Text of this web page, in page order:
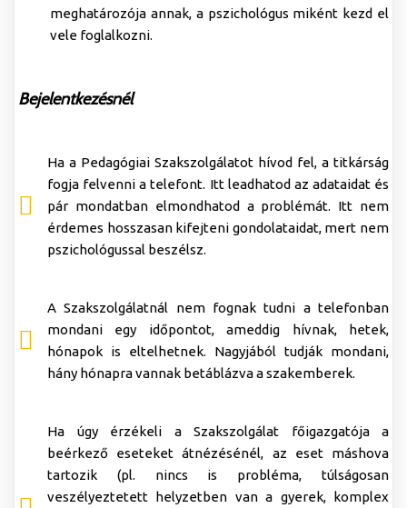
meghatározója annak, a pszichológus miként kezd el
vele foglalkozni.
Bejelentkezésnél
Ha a Pedagógiai Szakszolgálatot hívod fel, a titkárság
fogja felvenni a telefont. Itt leadhatod az adataidat és
pár mondatban elmondhatod a problémát. Itt nem
érdemes hosszasan kifejteni gondolataidat, mert nem
pszichológussal beszélsz.
A Szakszolgálatnál nem fognak tudni a telefonban
mondani egy időpontot, ameddig hívnak, hetek,
hónapok is eltelhetnek. Nagyjából tudják mondani,
hány hónapra vannak betáblázva a szakemberek.
Ha úgy érzékeli a Szakszolgálat főigazgatója a
beérkező eseteket átnézésénél, az eset máshova
tartozik (pl. nincs is probléma, túlságosan
veszélyeztetett helyzetben van a gyerek, komplex